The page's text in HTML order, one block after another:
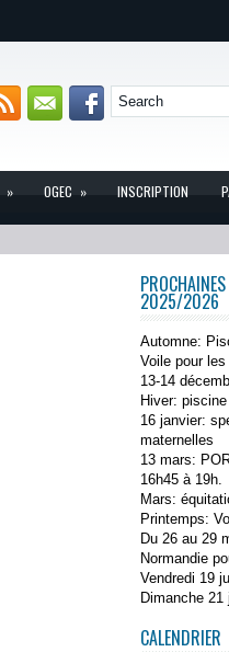
» OGEC » INSCRIPTION
2025/2026
Automne:
Voile pour
13-14
Hiver:
16 janvier:
maternelles
13 mars:
16h45 à 19h.
Mars:
Printemps:
Du 26 au 29
Normandie
Vendredi 19
Dimanche
CALENDRIER